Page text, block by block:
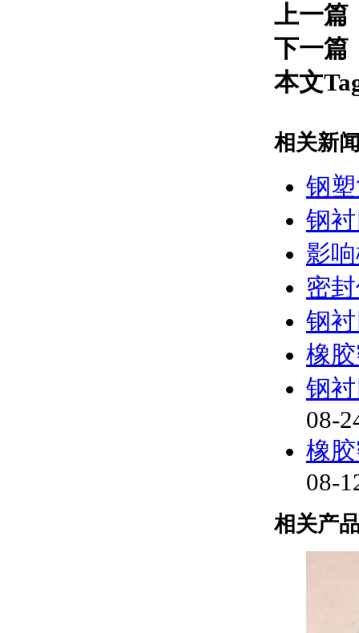
上一篇
下一篇
本文
相关新
钢
钢
影
密
钢
橡
钢
08-
橡
08-
相关产